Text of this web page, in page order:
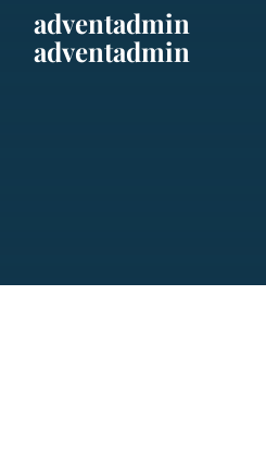
adventadmin
adventadmin